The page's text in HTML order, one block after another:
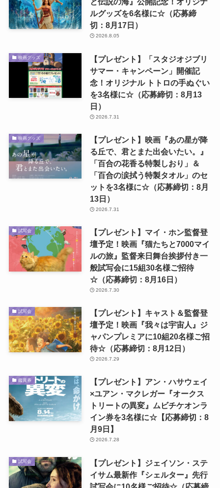
ルグッズを6名様に☆（応募締
切：8月17日）
2026.8.05
映画グッズ
【プレゼント】「スタジオジブリ
サマー・キャンペーン」開催記
念！オリジナル トトロの手ぬぐい
を3名様に☆（応募締切：8月13
日）
2026.7.31
映画グッズ
【プレゼント】映画『あの星が降
る丘で、君とまた出会いたい。』
「百合の花香る特製しおり」＆
「百合の涙拭う特製タオル」のセ
ットを3名様に☆（応募締切：8月
13日）
2026.7.31
試写会
【プレゼント】マイ・ホン監督登
壇予定！映画『猫たちと7000マイ
ルの旅』監督来日舞台挨拶付き一
般試写会に15組30名様ご招待
☆（応募締切：8月16日）
2026.7.30
試写会
【プレゼント】キャスト＆監督登
壇予定！映画『我々は宇宙人』ジ
ャパンプレミアに10組20名様ご招
待☆（応募締切：8月12日）
2026.7.29
鑑賞券
【プレゼント】アン・ハサウェイ
×ユアン・マクレガー『オークス
トリートの異変』ムビチケオンラ
イン券を3名様に☆【応募締切：8
月9日】
2026.7.28
試写会
【プレゼント】ジェイソン・ステ
イサム最新作『シェルター』先行